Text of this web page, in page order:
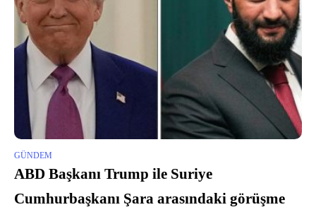
GÜNDEM
ABD Başkanı Trump ile Suriye
Cumhurbaşkanı Şara arasındaki görüşme